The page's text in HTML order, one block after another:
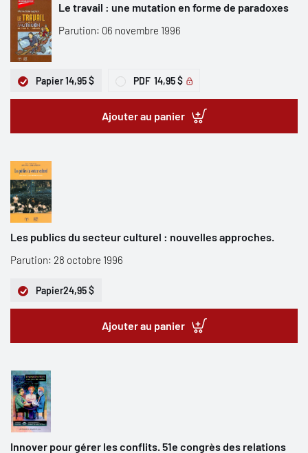
Le travail : une mutation en forme de paradoxes
Parution: 06 novembre 1996
Papier14,95 $ PDF 14,95 $
Ajouter au panier
Les publics du secteur culturel : nouvelles approches.
Parution: 28 octobre 1996
Papier24,95 $
Ajouter au panier
Innover pour gérer les conflits. 51e congrès des relations